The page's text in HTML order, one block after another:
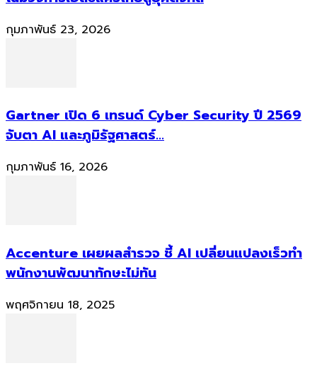
กุมภาพันธ์ 23, 2026
Gartner เปิด 6 เทรนด์ Cyber Security ปี 2569
จับตา AI และภูมิรัฐศาสตร์...
กุมภาพันธ์ 16, 2026
Accenture เผยผลสำรวจ ชี้ AI เปลี่ยนแปลงเร็วทำ
พนักงานพัฒนาทักษะไม่ทัน
พฤศจิกายน 18, 2025